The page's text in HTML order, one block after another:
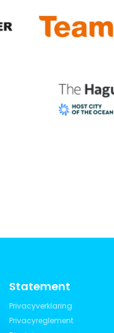
Statement
Privacyverklaring
Privacyreglement